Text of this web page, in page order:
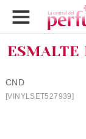
ESMALTE
CND
[VINYLSET527939]